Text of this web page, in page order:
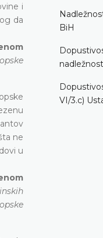
i
da
ne
u
BiH
VI/3.c)